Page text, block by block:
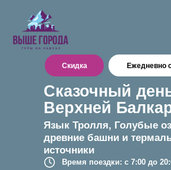
Сказочный
Верхней
Скидка Ежедневно
Время поездки: с 7:00 до
Язык Тролля, Голубые
древние башни и
источники